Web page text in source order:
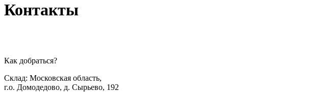
Контакты
Как добраться?
Склад: Московская область,
г.о. Домодедово, д. Сырьево, 192